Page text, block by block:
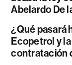
Abelardo De
¿Qué pasará
Ecopetrol y
contratación